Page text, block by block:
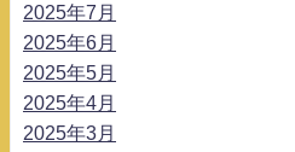
2025年7月
2025年6月
2025年5月
2025年4月
2025年3月